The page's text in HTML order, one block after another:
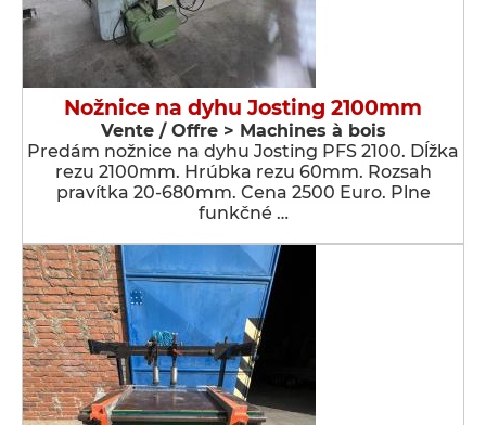
Nožnice na dyhu Josting 2100mm
Vente / Offre > Machines à bois
Predám nožnice na dyhu Josting PFS 2100. Dĺžka
rezu 2100mm. Hrúbka rezu 60mm. Rozsah
pravítka 20-680mm. Cena 2500 Euro. Plne
funkčné …